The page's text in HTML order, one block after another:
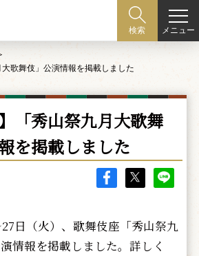
検索 メニュー
大歌舞伎」公演情報を掲載しました
「秀山祭九月大歌舞
を掲載しました
日（火）、歌舞伎座「秀山祭九
情報を掲載しました。詳しく